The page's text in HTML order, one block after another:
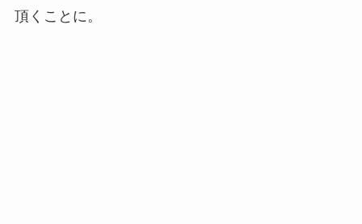
頂くことに。